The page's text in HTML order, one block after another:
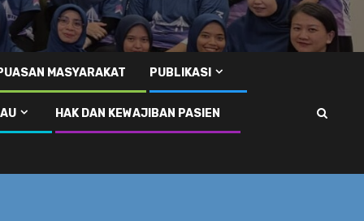
MASYARAKAT PUBLIKASI
HAK DAN KEWAJIBAN PASIEN